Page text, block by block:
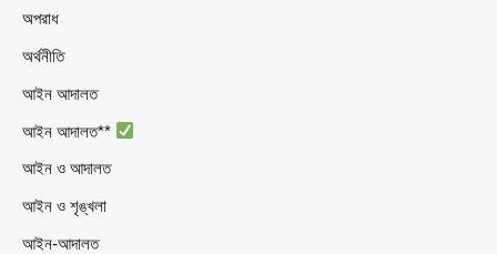
অপরাধ
অর্থনীতি
আইন আদালত
আইন আদালত**
আইন ও আদালত
আইন ও শৃঙ্খলা
আইন-আদালত